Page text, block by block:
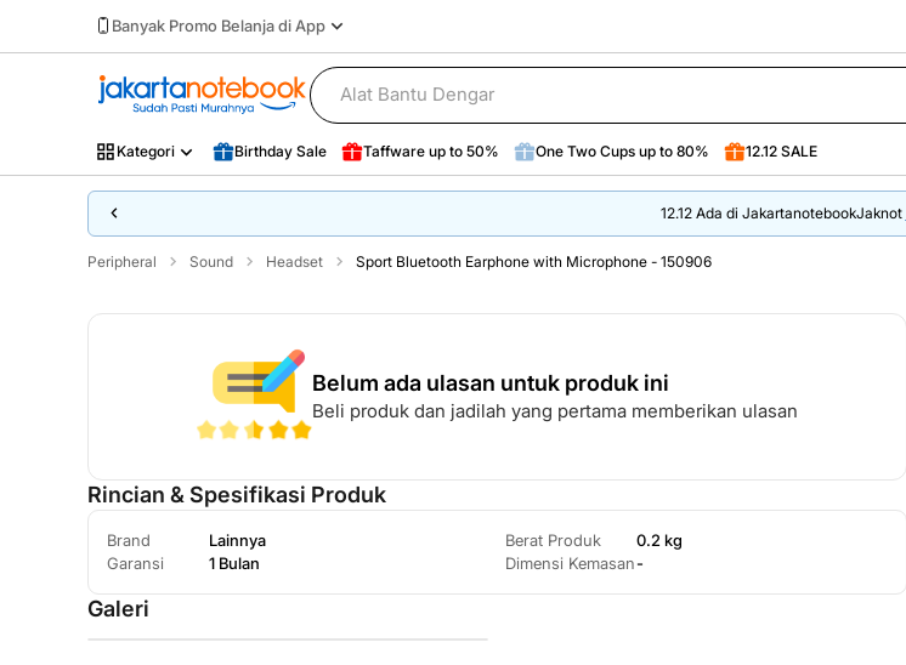
Banyak Promo Belanja di App
Kategori Birthday Sale Taffware up to 50% One Two Cups up to 80%
12.12 SALE
Birthday Sale
Taffware up to 50% One Two Cups up to 80%
Lainnya
12.12 Ada di JakartanotebookJaknot
Peripheral Sound Headset Sport Bluetooth Earphone with Microphone - 150906
Belum ada ulasan untuk produk ini
Beli produk dan jadilah yang pertama memberikan ulasan
Rincian & Spesifikasi Produk
Brand
Lainnya
Garansi
1 Bulan
Berat Produk
0.2 kg
Dimensi Kemasan-
Galeri